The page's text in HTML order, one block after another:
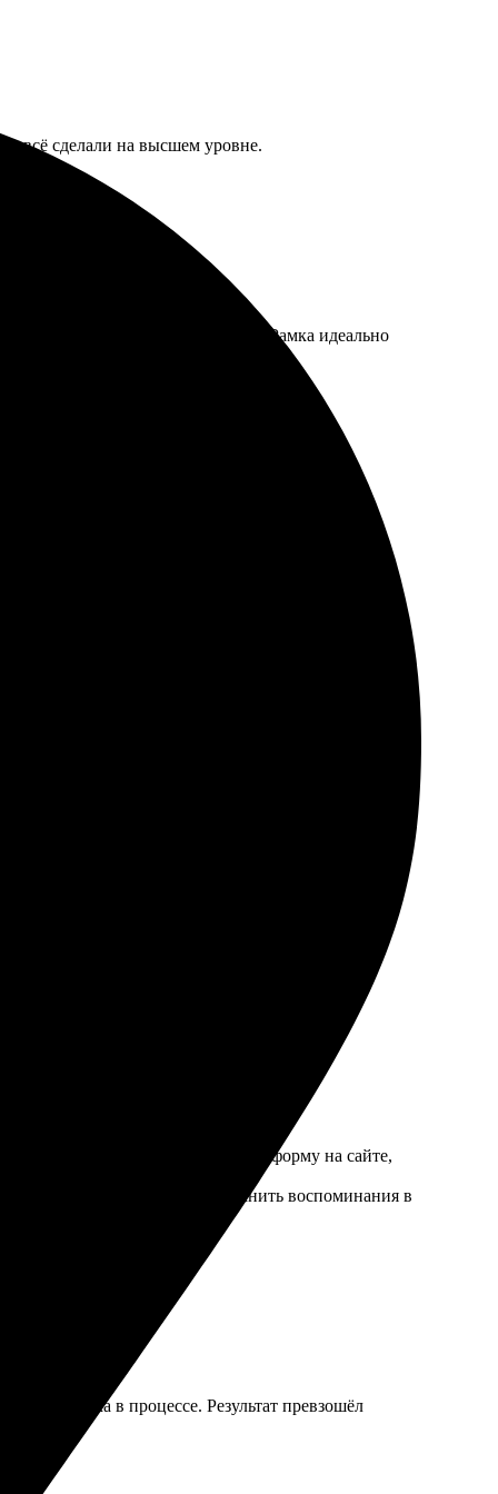
всё сделали на высшем уровне.
печати на высоте, цвета яркие. Рамка идеально
Приятно удивили доступные цены. О
Всё легко и удобно! Рекомендую, осталась
оперативно. Просто заполнил форму на сайте,
тем, кто хочет сохранить воспоминания в
поддержка в процессе. Результат превзошёл